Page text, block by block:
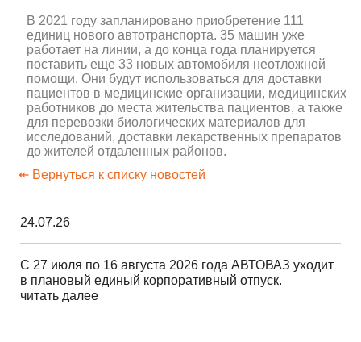
В 2021 году запланировано приобретение 111
единиц нового автотранспорта. 35 машин уже
работает на линии, а до конца года планируется
поставить еще 33 новых автомобиля неотложной
помощи. Они будут использоваться для доставки
пациентов в медицинские организации, медицинских
работников до места жительства пациентов, а также
для перевозки биологических материалов для
исследований, доставки лекарственных препаратов
до жителей отдаленных районов.
↞ Вернуться к списку новостей
24.07.26
С 27 июля по 16 августа 2026 года АВТОВАЗ уходит
в плановый единый корпоративный отпуск.
читать далее